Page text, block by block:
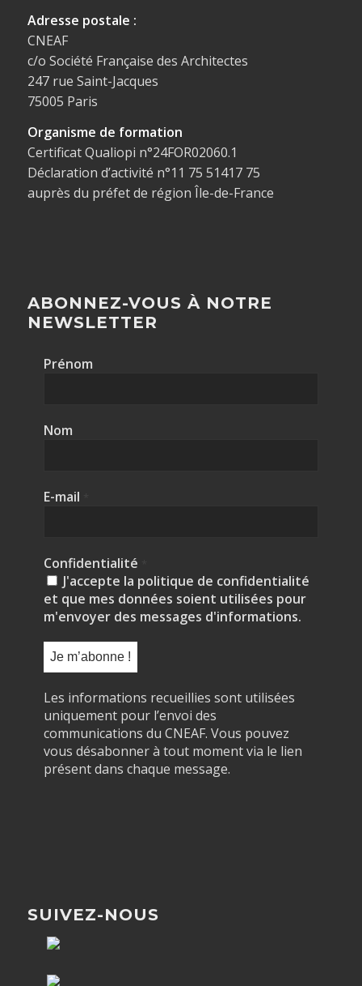
Adresse postale :
CNEAF
c/o Société Française des Architectes
247 rue Saint-Jacques
75005 Paris
Organisme de formation
Certificat Qualiopi n°24FOR02060.1
Déclaration d’activité n°11 75 51417 75
auprès du préfet de région Île-de-France
ABONNEZ-VOUS À NOTRE
NEWSLETTER
Prénom
Nom
E-mail
Confidentialité
J'accepte la politique de confidentialité
et que mes données soient utilisées pour
m'envoyer des messages d'informations.
Les informations recueillies sont utilisées
uniquement pour l’envoi des
communications du CNEAF. Vous pouvez
vous désabonner à tout moment via le lien
présent dans chaque message.
SUIVEZ-NOUS